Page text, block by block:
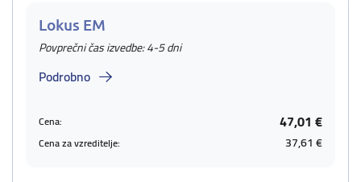
Lokus EM
Povprečni čas izvedbe: 4-5 dni
Podrobno
Cena: 47,01 €
Cena za vzreditelje: 37,61 €